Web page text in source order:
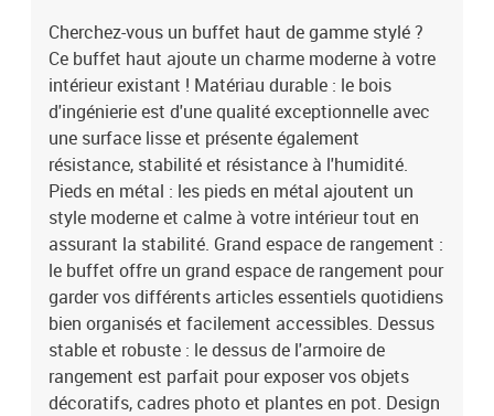
Cherchez-vous un buffet haut de gamme stylé ?
Ce buffet haut ajoute un charme moderne à votre
intérieur existant ! Matériau durable : le bois
d'ingénierie est d'une qualité exceptionnelle avec
une surface lisse et présente également
résistance, stabilité et résistance à l'humidité.
Pieds en métal : les pieds en métal ajoutent un
style moderne et calme à votre intérieur tout en
assurant la stabilité. Grand espace de rangement :
le buffet offre un grand espace de rangement pour
garder vos différents articles essentiels quotidiens
bien organisés et facilement accessibles. Dessus
stable et robuste : le dessus de l'armoire de
rangement est parfait pour exposer vos objets
décoratifs, cadres photo et plantes en pot. Design